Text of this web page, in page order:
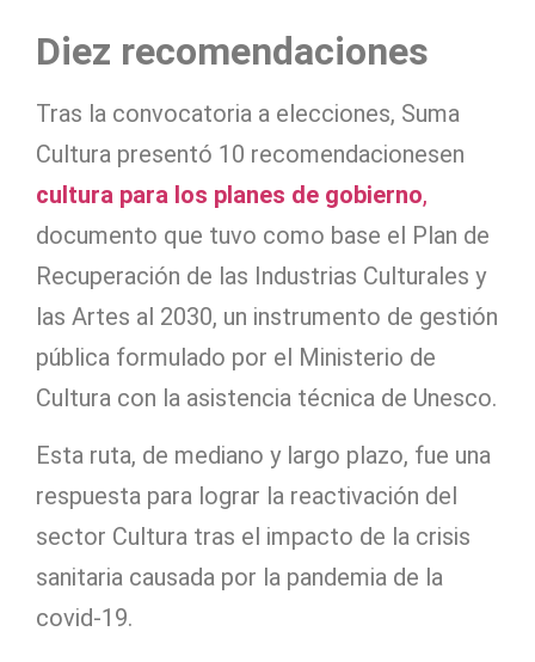
Diez recomendaciones
Tras la convocatoria a elecciones, Suma
Cultura presentó 10 recomendacionesen
cultura para los planes de gobierno,
documento que tuvo como base el Plan de
Recuperación de las Industrias Culturales y
las Artes al 2030, un instrumento de gestión
pública formulado por el Ministerio de
Cultura con la asistencia técnica de Unesco.
Esta ruta, de mediano y largo plazo, fue una
respuesta para lograr la reactivación del
sector Cultura tras el impacto de la crisis
sanitaria causada por la pandemia de la
covid-19.